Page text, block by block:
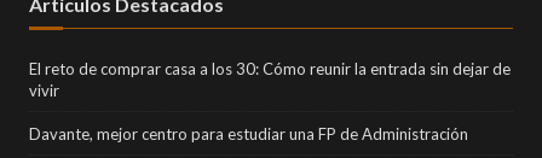
El reto de comprar casa a los 30: Cómo reunir la entrada sin dejar de
vivir
Davante, mejor centro para estudiar una FP de Administración